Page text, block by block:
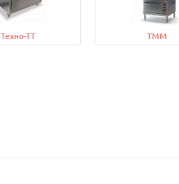
Техно-ТТ ТММ